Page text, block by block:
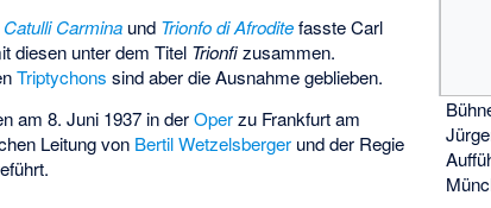
Catulli Carmina und Trionfo di Afroditefasste Carl
diesen unter dem Titel Trionfizusammen.
Triptychons sind aber die Ausnahme geblieben.
am 8. Juni 1937 in derOperzu Frankfurt am
Leitung von Bertil Wetzelsberger und der Regie